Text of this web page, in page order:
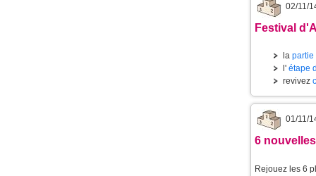
02/11/
Festival
la partie
l' étape
revivez
01/11/
6
Rejouez les 6